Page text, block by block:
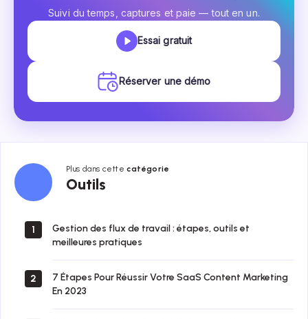
Suivi du temps, captures et paie — tout en un.
Essai gratuit
Réserver une démo
Plus dans cettecatégorie
Outils
Outils
1
Gestion des flux de travail : étapes, outils et
meilleures pratiques
2
7 Étapes Pour Réussir Votre SaaS Content Marketing
En 2023